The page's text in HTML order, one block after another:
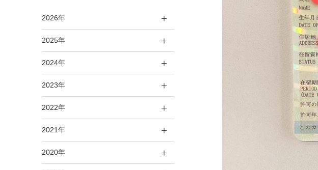
2026年
2025年
2024年
2023年
2022年
2021年
2020年